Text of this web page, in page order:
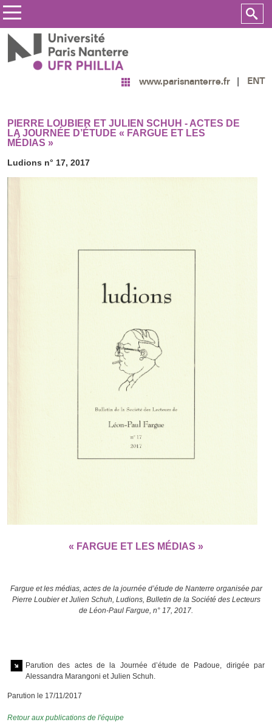
www.parisnanterre.fr ENT
PIERRE LOUBIER ET JULIEN SCHUH - ACTES DE
LA JOURNÉE D’ÉTUDE « FARGUE ET LES
MÉDIAS »
Ludions n° 17, 2017
« FARGUE ET LES MÉDIAS »
Fargue et les médias, actes de la journée d’étude de Nanterre organisée par
Pierre Loubier et Julien Schuh, Ludions, Bulletin de la Société des Lecteurs
de Léon-Paul Fargue, n° 17, 2017.
Parution des actes de la Journée d’étude de Padoue, dirigée par
Alessandra Marangoni et Julien Schuh.
Parution le 17/11/2017
Retour aux publications de l'équipe